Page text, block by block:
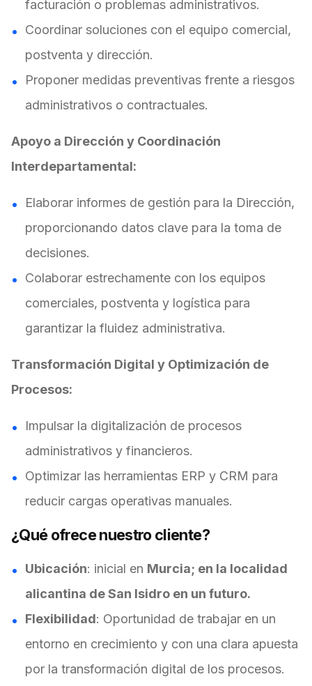
facturación o problemas administrativos.
Coordinar soluciones con el equipo comercial,
postventa y dirección.
Proponer medidas preventivas frente a riesgos
administrativos o contractuales.
Apoyo a Dirección y Coordinación
Interdepartamental:
Elaborar informes de gestión para la Dirección,
proporcionando datos clave para la toma de
decisiones.
Colaborar estrechamente con los equipos
comerciales, postventa y logística para
garantizar la fluidez administrativa.
Transformación Digital y Optimización de
Procesos:
Impulsar la digitalización de procesos
administrativos y financieros.
Optimizar las herramientas ERP y CRM para
reducir cargas operativas manuales.
¿Qué ofrece nuestro cliente?
Ubicación: inicial en Murcia; en la localidad
alicantina de San Isidro en un futuro.
Flexibilidad: Oportunidad de trabajar en un
entorno en crecimiento y con una clara apuesta
por la transformación digital de los procesos.